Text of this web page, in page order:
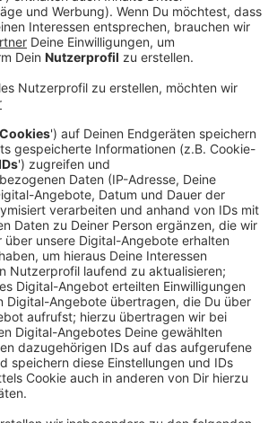
18.07.2024 05:46
vor seinem Wohnmobil, als drei
eines davon rammte das
den Mann dabei wohl auch
aus den drei Autos mehrere Männer,
griffen den Mann und seine Frau an,
zu, mit einem Messer und
Der Mann wurde lebensgefährlich
Rettungshubschrauber wurde er
gebracht. Die Angreifer sind laut
in Richtung Süden geflüchtet,
ihnen jede Spur. Das Auto, mit dem
gerammt hatten, ließen sie zurück.
Staatsanwaltschaft und eine